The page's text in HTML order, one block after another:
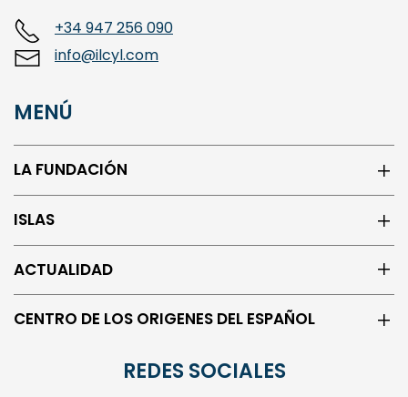
+34 947 256 090
info@ilcyl.com
MENÚ
LA FUNDACIÓN
ISLAS
ACTUALIDAD
CENTRO DE LOS ORIGENES DEL ESPAÑOL
REDES SOCIALES